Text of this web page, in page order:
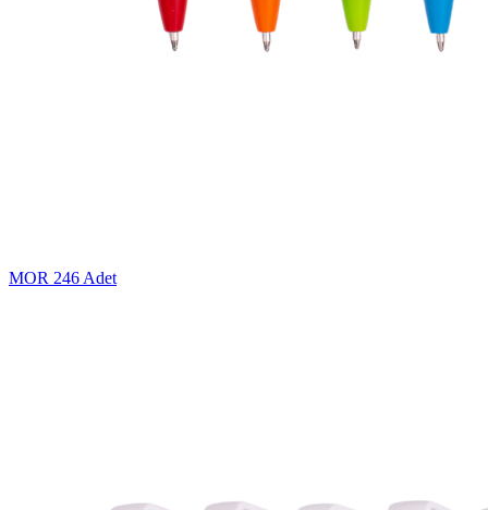
MOR 246 Adet